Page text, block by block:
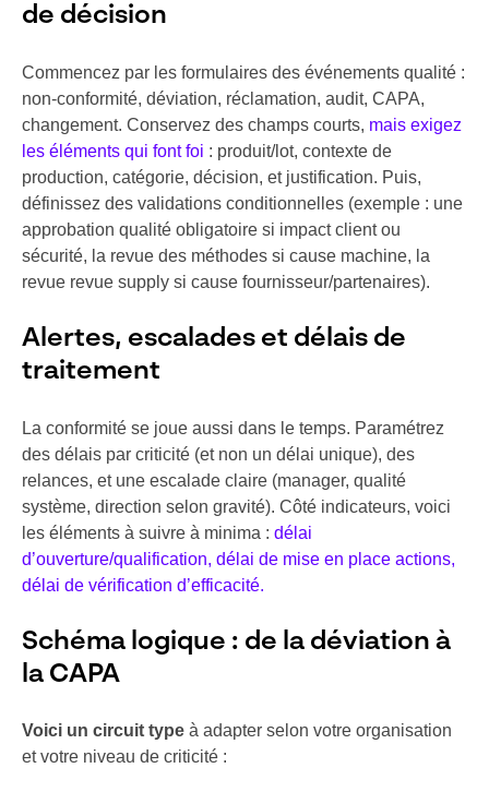
de décision
Commencez par les formulaires des événements qualité :
non-conformité, déviation, réclamation, audit, CAPA,
changement. Conservez des champs courts, mais exigez
les éléments qui font foi : produit/lot, contexte de
production, catégorie, décision, et justification. Puis,
définissez des validations conditionnelles (exemple : une
approbation qualité obligatoire si impact client ou
sécurité, la revue des méthodes si cause machine, la
revue revue supply si cause fournisseur/partenaires).
Alertes, escalades et délais de
traitement
La conformité se joue aussi dans le temps. Paramétrez
des délais par criticité (et non un délai unique), des
relances, et une escalade claire (manager, qualité
système, direction selon gravité). Côté indicateurs, voici
les éléments à suivre à minima : délai
d’ouverture/qualification, délai de mise en place actions,
délai de vérification d’efficacité.
Schéma logique : de la déviation à
la CAPA
Voici un circuit type à adapter selon votre organisation
et votre niveau de criticité :